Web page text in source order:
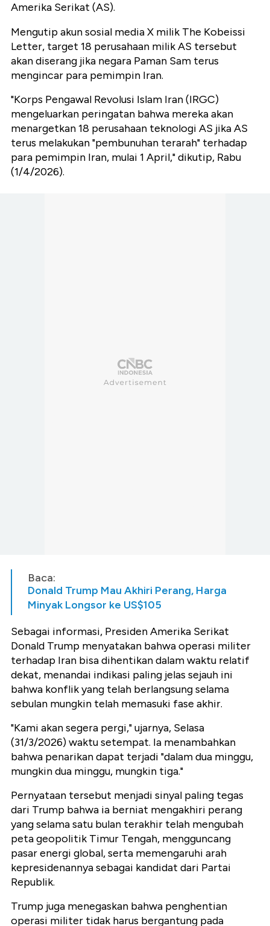
Amerika Serikat (AS).
Mengutip akun sosial media X milik The Kobeissi
Letter, target 18 perusahaan milik AS tersebut
akan diserang jika negara Paman Sam terus
mengincar para pemimpin Iran.
"Korps Pengawal Revolusi Islam Iran (IRGC)
mengeluarkan peringatan bahwa mereka akan
menargetkan 18 perusahaan teknologi AS jika AS
terus melakukan "pembunuhan terarah" terhadap
para pemimpin Iran, mulai 1 April," dikutip, Rabu
(1/4/2026).
Baca:
Donald Trump Mau Akhiri Perang, Harga
Minyak Longsor ke US$105
Sebagai informasi, Presiden Amerika Serikat
Donald Trump menyatakan bahwa operasi militer
terhadap Iran bisa dihentikan dalam waktu relatif
dekat, menandai indikasi paling jelas sejauh ini
bahwa konflik yang telah berlangsung selama
sebulan mungkin telah memasuki fase akhir.
"Kami akan segera pergi," ujarnya, Selasa
(31/3/2026) waktu setempat. Ia menambahkan
bahwa penarikan dapat terjadi "dalam dua minggu,
mungkin dua minggu, mungkin tiga."
Pernyataan tersebut menjadi sinyal paling tegas
dari Trump bahwa ia berniat mengakhiri perang
yang selama satu bulan terakhir telah mengubah
peta geopolitik Timur Tengah, mengguncang
pasar energi global, serta memengaruhi arah
kepresidenannya sebagai kandidat dari Partai
Republik.
Trump juga menegaskan bahwa penghentian
operasi militer tidak harus bergantung pada